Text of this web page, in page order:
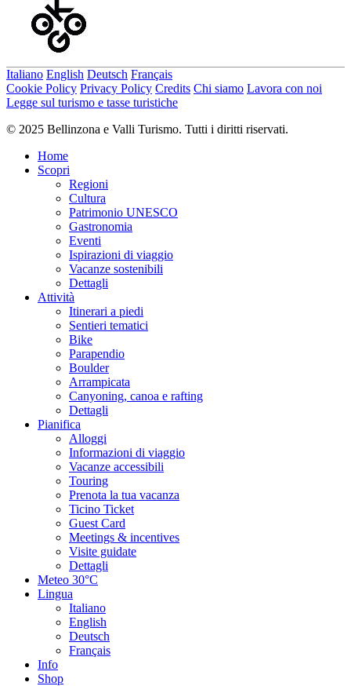
Italiano English Deutsch Français
Cookie Policy Privacy Policy Credits Chi siamo Lavora con noi
Legge sul turismo e tasse turistiche
© 2025 Bellinzona e Valli Turismo. Tutti i diritti riservati.
Home
Scopri
Regioni
Cultura
Patrimonio UNESCO
Gastronomia
Eventi
Ispirazioni di viaggio
Vacanze sostenibili
Dettagli
Attività
Itinerari a piedi
Sentieri tematici
Bike
Parapendio
Boulder
Arrampicata
Canyoning, canoa e rafting
Dettagli
Pianifica
Alloggi
Informazioni di viaggio
Vacanze accessibili
Touring
Prenota la tua vacanza
Ticino Ticket
Guest Card
Meetings & incentives
Visite guidate
Dettagli
Meteo 30°C
Lingua
Italiano
English
Deutsch
Français
Info
Shop